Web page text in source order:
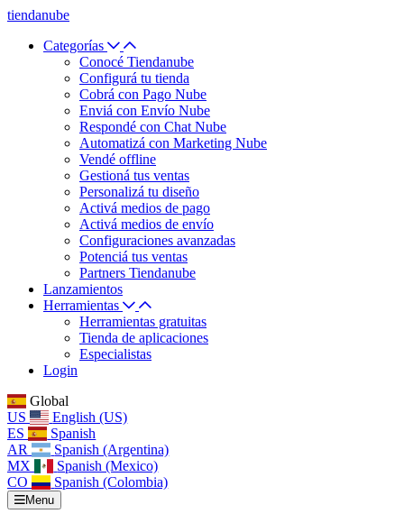
tiendanube
Categorías
Conocé Tiendanube
Configurá tu tienda
Cobrá con Pago Nube
Enviá con Envío Nube
Respondé con Chat Nube
Automatizá con Marketing Nube
Vendé offline
Gestioná tus ventas
Personalizá tu diseño
Activá medios de pago
Activá medios de envío
Configuraciones avanzadas
Potenciá tus ventas
Partners Tiendanube
Lanzamientos
Herramientas
Herramientas gratuitas
Tienda de aplicaciones
Especialistas
Login
Global
US
English (US)
ES
Spanish
AR
Spanish (Argentina)
MX
Spanish (Mexico)
CO
Spanish (Colombia)
Menu